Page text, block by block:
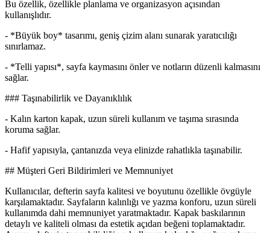
Bu özellik, özellikle planlama ve organizasyon açısından
kullanışlıdır.
- *Büyük boy* tasarımı, geniş çizim alanı sunarak yaratıcılığı
sınırlamaz.
- *Telli yapısı*, sayfa kaymasını önler ve notların düzenli kalmasını
sağlar.
### Taşınabilirlik ve Dayanıklılık
- Kalın karton kapak, uzun süreli kullanım ve taşıma sırasında
koruma sağlar.
- Hafif yapısıyla, çantanızda veya elinizde rahatlıkla taşınabilir.
## Müşteri Geri Bildirimleri ve Memnuniyet
Kullanıcılar, defterin sayfa kalitesi ve boyutunu özellikle övgüyle
karşılamaktadır. Sayfaların kalınlığı ve yazma konforu, uzun süreli
kullanımda dahi memnuniyet yaratmaktadır. Kapak baskılarının
detaylı ve kaliteli olması da estetik açıdan beğeni toplamaktadır.